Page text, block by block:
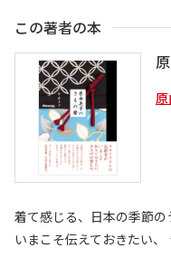
この著者の本
着て感じる、日本の季節
いまこそ伝えておきたい